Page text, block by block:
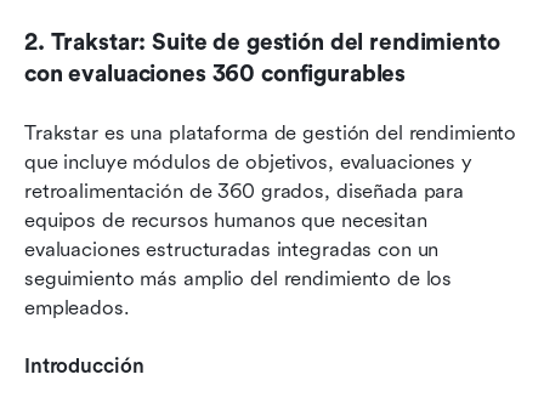
2. Trakstar: Suite de gestión del rendimiento
con evaluaciones 360 configurables
Trakstar es una plataforma de gestión del rendimiento
que incluye módulos de objetivos, evaluaciones y
retroalimentación de 360 grados, diseñada para
equipos de recursos humanos que necesitan
evaluaciones estructuradas integradas con un
seguimiento más amplio del rendimiento de los
empleados.
Introducción